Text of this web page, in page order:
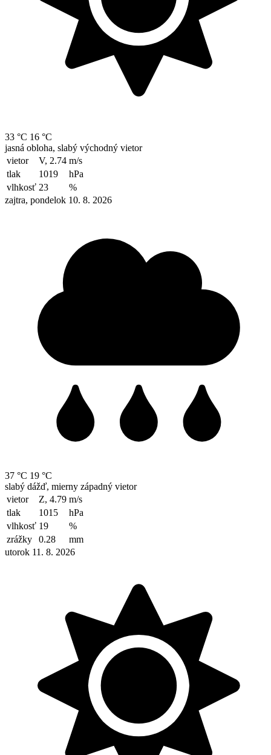
33 °C 16 °C
jasná obloha, slabý východný vietor
vietor
V, 2.74 m/s
tlak
1019
hPa
vlhkosť 23
%
zajtra, pondelok 10. 8. 2026
37 °C 19 °C
slabý dážď, mierny západný vietor
vietor
Z, 4.79 m/s
tlak
1015
hPa
vlhkosť 19
%
zrážky
0.28
mm
utorok 11. 8. 2026